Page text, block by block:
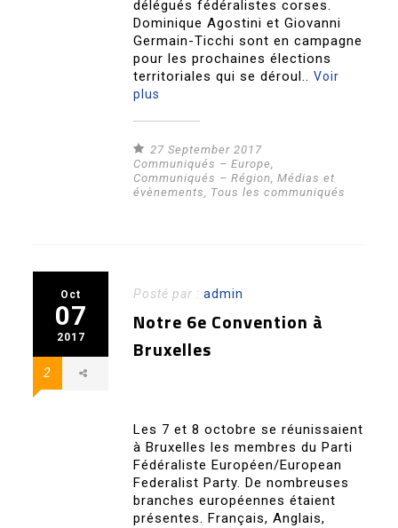
délégués fédéralistes corses.
Dominique Agostini et Giovanni
Germain-Ticchi sont en campagne
pour les prochaines élections
territoriales qui se déroul..Voir
plus
27 September 2017
Communiqués – Europe,
Communiqués – Région,Médias et
évènements, Tous les communiqués
Oct
07
2017
2
Posté par :admin
Notre 6e Convention à
Bruxelles
Les 7 et 8 octobre se réunissaient
à Bruxelles les membres du Parti
Fédéraliste Européen/European
Federalist Party. De nombreuses
branches européennes étaient
présentes. Français, Anglais,